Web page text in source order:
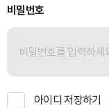
비밀번호
아이디 저장하기